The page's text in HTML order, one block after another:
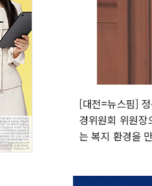
[대전=뉴스핌]
경위원회 위원
는 복지 환경을